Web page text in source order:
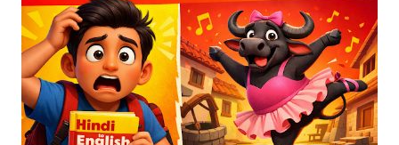
वक्त बदलते देर नहीं लगती। जिस तरह नुसरत फतेह अली खान साहब ने तुम्हें
दिल्लगी भूल जानी पड़ेगी गाकर इश्क़ और इबादत का फर्क समझाया, उसी तरह यह
कलाम हमें 'शुक्र' (Gratitude) का पाठ पढ़ाता है। इस लेख में हम इस कालजयी
रचना के हिंदी बोल (Lyrics), उसके गूढ़ अर्थ और शब्दार्थ को विस्तार से समझेंगे।
...